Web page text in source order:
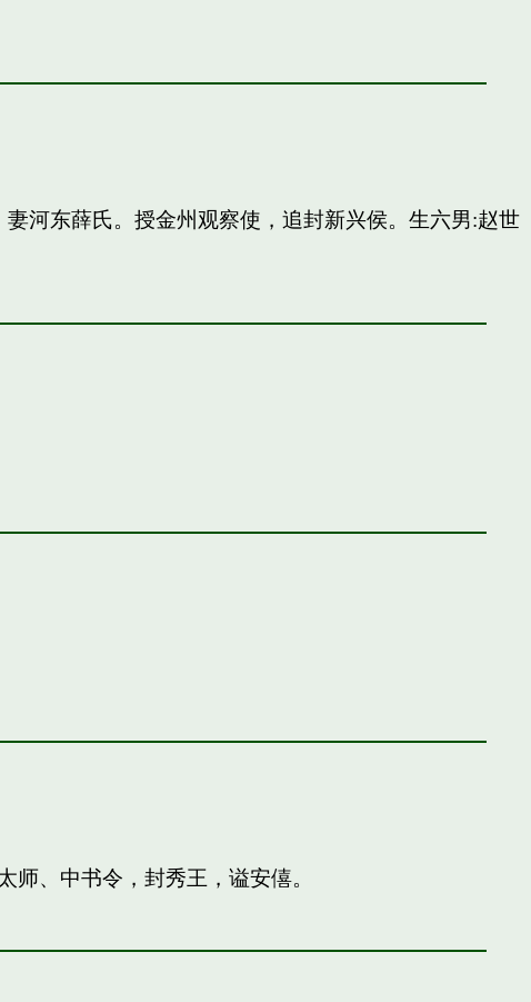
河东薛氏。授金州观察使，追封新兴侯。生六男:赵世
、中书令，封秀王，谥安僖。